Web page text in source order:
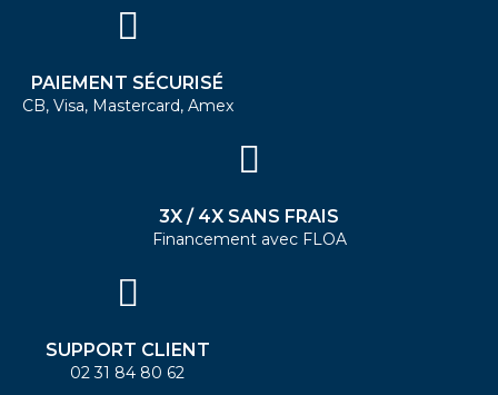
PAIEMENT SÉCURISÉ
CB, Visa, Mastercard, Amex
3X / 4X SANS FRAIS
Financement avec FLOA
SUPPORT CLIENT
02 31 84 80 62